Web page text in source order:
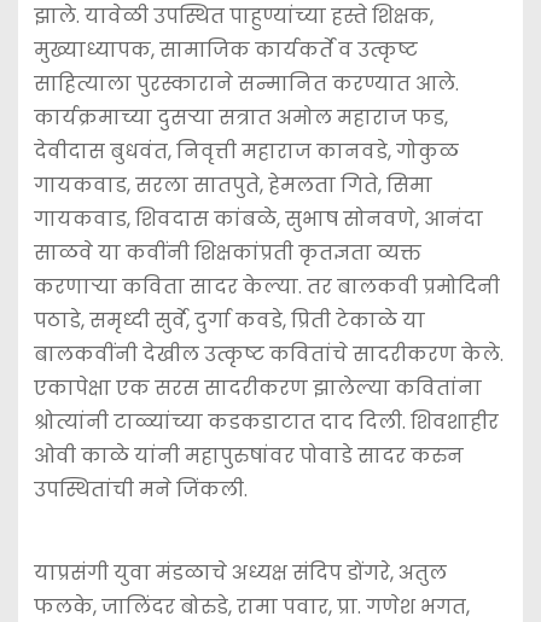
झाले. यावेळी उपस्थित पाहुण्यांच्या हस्ते शिक्षक,
मुख्याध्यापक, सामाजिक कार्यकर्ते व उत्कृष्ट
साहित्याला पुरस्काराने सन्मानित करण्यात आले.
कार्यक्रमाच्या दुसऱ्या सत्रात अमोल महाराज फड,
देवीदास बुधवंत, निवृत्ती महाराज कानवडे, गोकुळ
गायकवाड, सरला सातपुते, हेमलता गिते, सिमा
गायकवाड, शिवदास कांबळे, सुभाष सोनवणे, आनंदा
साळवे या कवींनी शिक्षकांप्रती कृतज्ञता व्यक्त
करणाऱ्या कविता सादर केल्या. तर बालकवी प्रमोदिनी
पठाडे, समृध्दी सुर्वे, दुर्गा कवडे, प्रिती टेकाळे या
बालकवींनी देखील उत्कृष्ट कवितांचे सादरीकरण केले.
एकापेक्षा एक सरस सादरीकरण झालेल्या कवितांना
श्रोत्यांनी टाळ्यांच्या कडकडाटात दाद दिली. शिवशाहीर
ओवी काळे यांनी महापुरुषांवर पोवाडे सादर करुन
उपस्थितांची मने जिंकली.
याप्रसंगी युवा मंडळाचे अध्यक्ष संदिप डोंगरे, अतुल
फलके, जालिंदर बोरुडे, रामा पवार, प्रा. गणेश भगत,